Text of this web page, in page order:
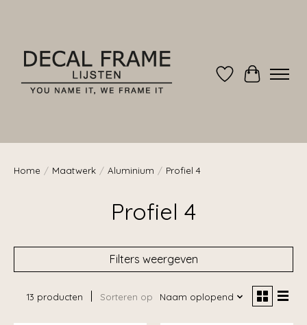
Verlanglijst
Home / Maatwerk / Aluminium / Profiel 4
Profiel 4
Filters weergeven
13 producten Sorteren op Naam oplopend